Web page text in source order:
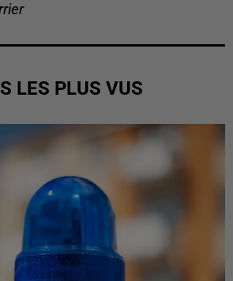
LES PLUS VUS